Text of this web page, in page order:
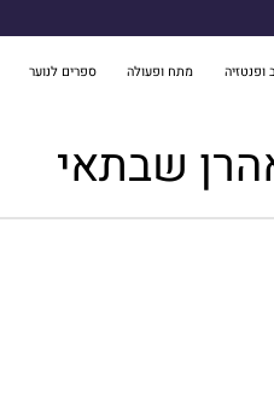
ופנטזיה מתח ופעולה ספרים לנוער
שבתאי